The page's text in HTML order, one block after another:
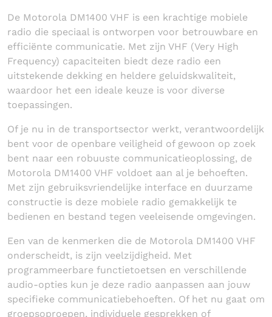
De Motorola DM1400 VHF is een krachtige mobiele
radio die speciaal is ontworpen voor betrouwbare en
efficiënte communicatie. Met zijn VHF (Very High
Frequency) capaciteiten biedt deze radio een
uitstekende dekking en heldere geluidskwaliteit,
waardoor het een ideale keuze is voor diverse
toepassingen.
Of je nu in de transportsector werkt, verantwoordelijk
bent voor de openbare veiligheid of gewoon op zoek
bent naar een robuuste communicatieoplossing, de
Motorola DM1400 VHF voldoet aan al je behoeften.
Met zijn gebruiksvriendelijke interface en duurzame
constructie is deze mobiele radio gemakkelijk te
bedienen en bestand tegen veeleisende omgevingen.
Een van de kenmerken die de Motorola DM1400 VHF
onderscheidt, is zijn veelzijdigheid. Met
programmeerbare functietoetsen en verschillende
audio-opties kun je deze radio aanpassen aan jouw
specifieke communicatiebehoeften. Of het nu gaat om
groepsoproepen, individuele gesprekken of